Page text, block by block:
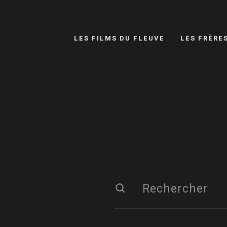
LES FILMS DU FLEUVE LES